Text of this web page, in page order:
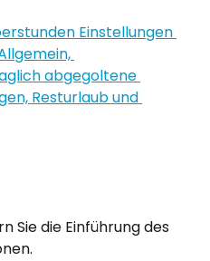
Sie die Einführung des